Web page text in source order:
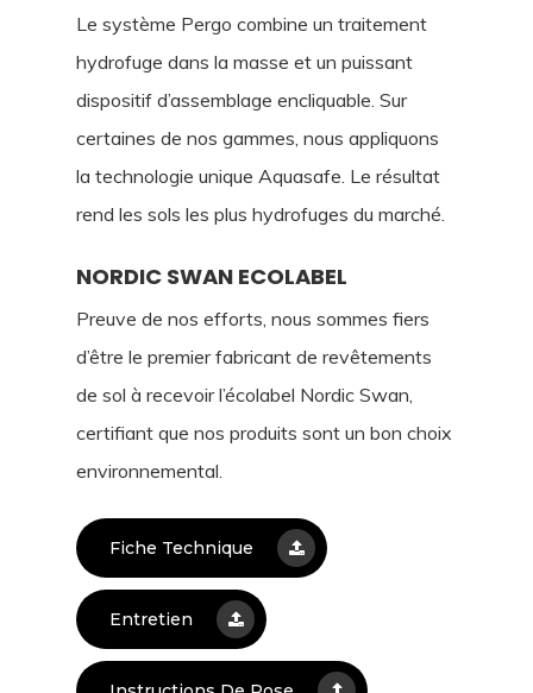
Le système Pergo combine un traitement
hydrofuge dans la masse et un puissant
dispositif d’assemblage encliquable. Sur
certaines de nos gammes, nous appliquons
la technologie unique Aquasafe. Le résultat
rend les sols les plus hydrofuges du marché.
NORDIC SWAN ECOLABEL
Preuve de nos efforts, nous sommes fiers
d’être le premier fabricant de revêtements
de sol à recevoir l’écolabel Nordic Swan,
certifiant que nos produits sont un bon choix
environnemental.
Fiche Technique
Entretien